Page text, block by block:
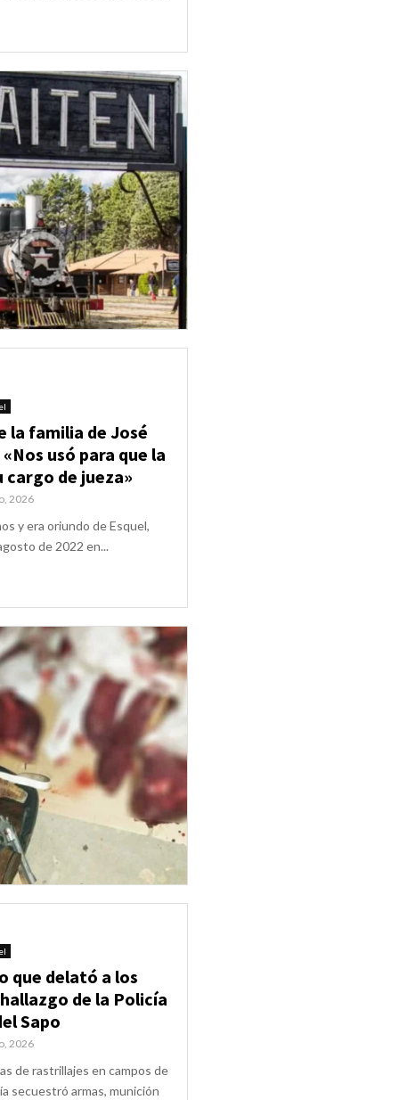
la familia de José
usó para que la
de jueza»
2026
y era oriundo de Esquel,
de 2022 en...
que delató a los
de la Policía
Sapo
2026
de rastrillajes en campos de
secuestró armas, munición